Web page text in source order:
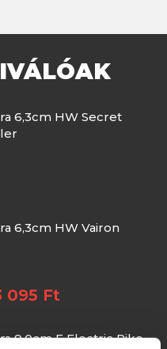
6,3cm HW Secret
6,3cm HW Vairon
095 Ft
9,0cm F Electric Pike